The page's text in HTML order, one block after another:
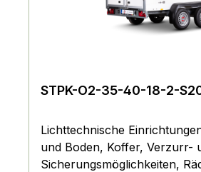
STPK-O2-35-40-18-2-
Lichttechnische
und Boden, Koffer, Verzurr-
Sicherungsmöglichkeiten,